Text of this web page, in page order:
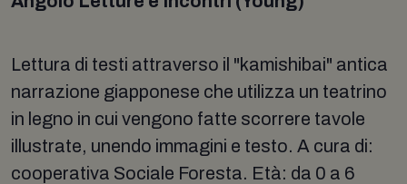
Lettura di testi attraverso il "kamishibai" antica
narrazione giapponese che utilizza un teatrino
in legno in cui vengono fatte scorrere tavole
illustrate, unendo immagini e testo. A cura di:
cooperativa Sociale Foresta. Età: da 0 a 6